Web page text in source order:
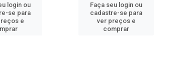
login ou
se para
e
Faça seu login ou
cadastre-se para
ver preços e
comprar